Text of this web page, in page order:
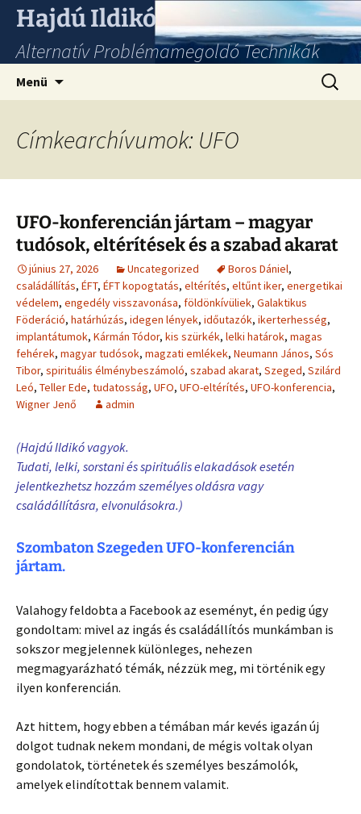
Hajdú Ildikó
Alternatív Problémamegoldó Technikák
Menü
Címkearchívumok: UFO
UFO-konferencián jártam – magyar
tudósok, eltérítések és a szabad akarat
június 27, 2026 Uncategorized Boros Dániel,
családállítás, ÉFT, ÉFT kopogtatás, eltérítés, eltűnt iker, energetikai
védelem, engedély visszavonása, földönkívüliek, Galaktikus
Föderáció, határhúzás, idegen lények, időutazók, ikerterhesség,
implantátumok, Kármán Tódor, kis szürkék, lelki határok, magas
fehérek, magyar tudósok, magzati emlékek, Neumann János, Sós
Tibor, spirituális élménybeszámoló, szabad akarat, Szeged, Szilárd
Leó, Teller Ede, tudatosság, UFO, UFO-eltérítés, UFO-konferencia,
Wigner Jenő
admin
(Hajdú Ildikó vagyok.
Tudati, lelki, sorstani és spirituális elakadások esetén
jelentkezhetsz hozzám személyes oldásra vagy
családállításra, elvonulásokra.)
Szombaton Szegeden UFO-konferencián
jártam.
Valahogy feldobta a Facebook az eseményt, én pedig úgy
gondoltam: mivel az ingás és családállítós munkámban is
sokszor megjelennek különleges, nehezen
megmagyarázható témák, nézzük meg, mi történik egy
ilyen konferencián.
Azt hittem, hogy ebben a témában már kevés igazán új
dolgot tudnak nekem mondani, de mégis voltak olyan
gondolatok, történetek és személyes beszámolók,
amelyek elindítottak bennem valamit.